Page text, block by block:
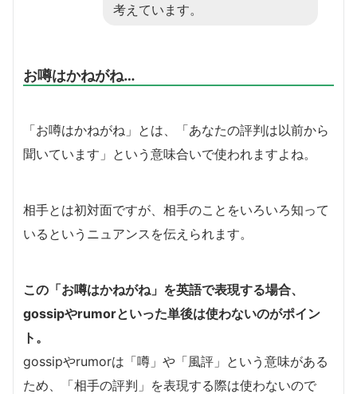
考えています。
お噂はかねがね…
「お噂はかねがね」とは、「あなたの評判は以前から
聞いています」という意味合いで使われますよね。
相手とは初対面ですが、相手のことをいろいろ知って
いるというニュアンスを伝えられます。
この「お噂はかねがね」を英語で表現する場合、
gossipやrumorといった単後は使わないのがポイン
ト。
gossipやrumorは「噂」や「風評」という意味がある
ため、「相手の評判」を表現する際は使わないので